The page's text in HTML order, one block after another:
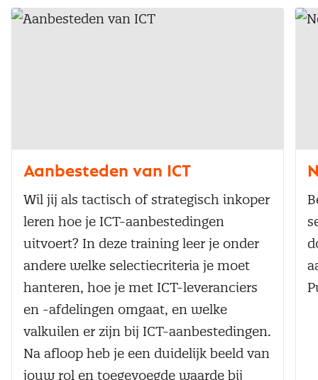
Aanbesteden van ICT
Wil jij als tactisch of strategisch inkoper
leren hoe je ICT-aanbestedingen
uitvoert? In deze training leer je onder
andere welke selectiecriteria je moet
hanteren, hoe je met ICT-leveranciers
en -afdelingen omgaat, en welke
valkuilen er zijn bij ICT-aanbestedingen.
Na afloop heb je een duidelijk beeld van
jouw rol en toegevoegde waarde bij